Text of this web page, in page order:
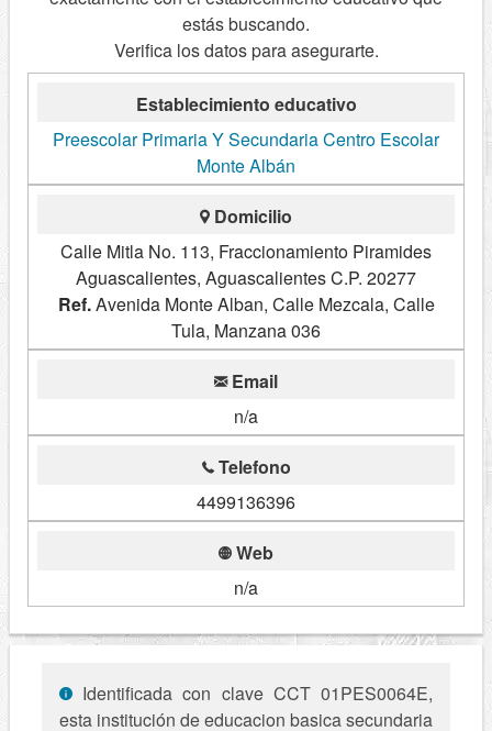
estás buscando.
Verifica los datos para asegurarte.
Establecimiento educativo
Preescolar Primaria Y Secundaria Centro Escolar
Monte Albán
Domicilio
Calle Mitla No. 113, Fraccionamiento Piramides
Aguascalientes, Aguascalientes C.P. 20277
Ref.Avenida Monte Alban, Calle Mezcala, Calle
Tula, Manzana 036
Email
n/a
Telefono
4499136396
Web
n/a
Identificada con clave CCT 01PES0064E,
esta institución de educacion basica secundaria